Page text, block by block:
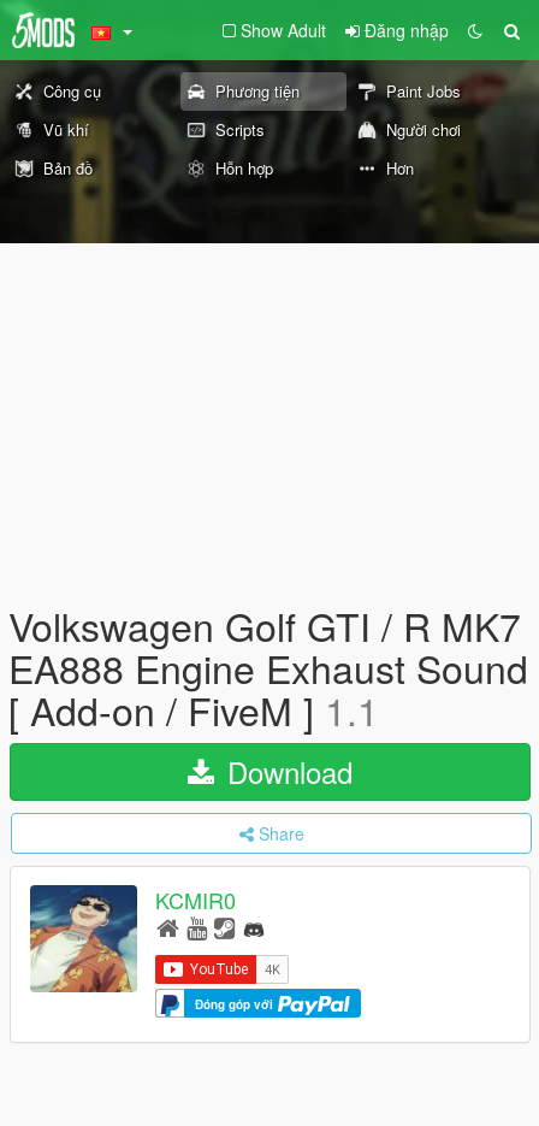
Show Adult Đăng nhập
Công cụ Phương tiện
Paint Jobs
Vũ khí
Scripts
Người chơi
Bản đồ
Hỗn hợp Hơn
Volkswagen Golf GTI / R MK7
EA888 Engine Exhaust Sound
[ Add-on / FiveM ] 1.1
Download
Share
KCMIR0
Đóng góp với